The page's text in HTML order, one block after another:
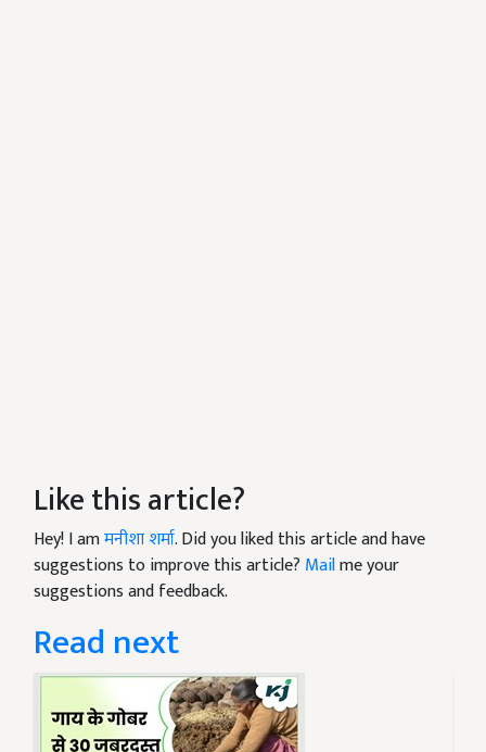
Like this article?
Hey! I amमनीशा शर्मा. Did you liked this article and have
suggestions to improve this article? Mailme your
suggestions and feedback.
Read next